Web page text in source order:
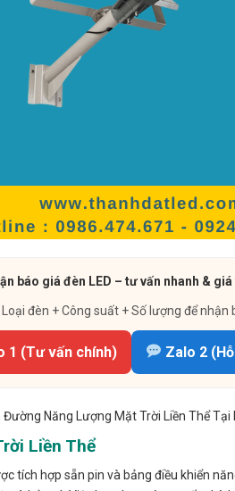
báo giá đèn LED – tư vấn nhanh &
Loại đèn + Công suất + Số lượng để nhận
1 (Tư vấn chính) Zalo 2
Năng Lượng Mặt Trời Liền Thể Tại
Liền Thể
tích hợp sẵn pin và bảng điều khiển